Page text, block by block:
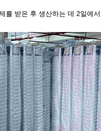
받은 후 생산하는 데 2일에